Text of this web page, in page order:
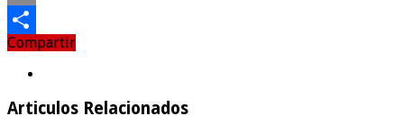
Email
Compartir
Compartir
Articulos Relacionados